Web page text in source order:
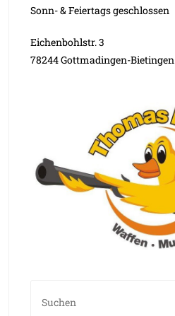
Sonn- & Feiertags geschlossen
Eichenbohlstr. 3
78244 Gottmadingen-Bietingen